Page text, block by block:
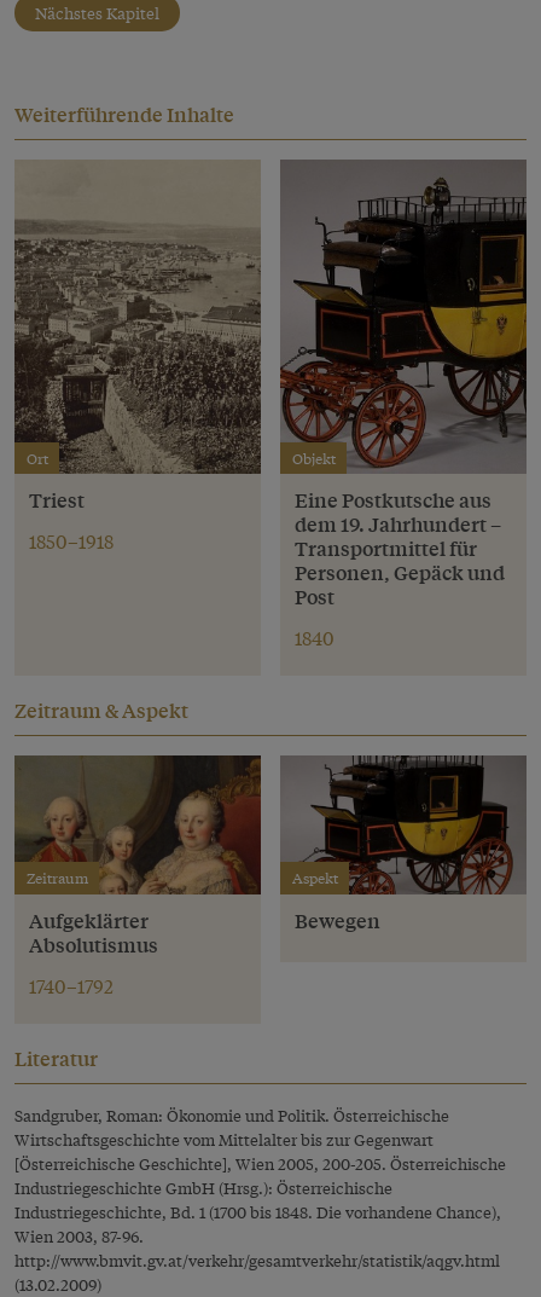
Nächstes Kapitel
Weiterführende Inhalte
Ort
Triest
1850–1918
Objekt
Eine Postkutsche aus
dem 19. Jahrhundert –
Transportmittel für
Personen, Gepäck und
Post
1840
Zeitraum & Aspekt
Zeitraum
Aufgeklärter
Absolutismus
1740–1792
Aspekt
Bewegen
Literatur
Sandgruber, Roman: Ökonomie und Politik. Österreichische
Wirtschaftsgeschichte vom Mittelalter bis zur Gegenwart
[Österreichische Geschichte], Wien 2005, 200-205. Österreichische
Industriegeschichte GmbH (Hrsg.): Österreichische
Industriegeschichte, Bd. 1 (1700 bis 1848. Die vorhandene Chance),
Wien 2003, 87-96.
http://www.bmvit.gv.at/verkehr/gesamtverkehr/statistik/aqgv.html
(13.02.2009)